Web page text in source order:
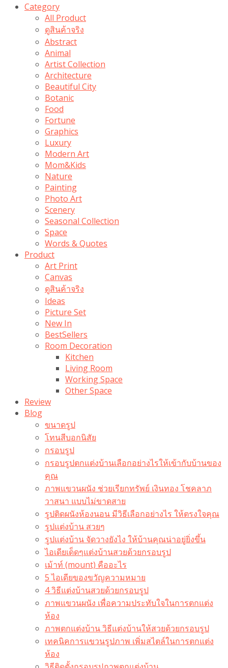
Category
All Product
ดูสินค้าจริง
Abstract
Animal
Artist Collection
Architecture
Beautiful City
Botanic
Food
Fortune
Graphics
Luxury
Modern Art
Mom&Kids
Nature
Painting
Photo Art
Scenery
Seasonal Collection
Space
Words & Quotes
Product
Art Print
Canvas
ดูสินค้าจริง
Ideas
Picture Set
New In
BestSellers
Room Decoration
Kitchen
Living Room
Working Space
Other Space
Review
Blog
ขนาดรูป
โทนสีบอกนิสัย
กรอบรูป
กรอบรูปตกแต่งบ้านเลือกอย่างไรให้เข้ากับบ้านของ
คุณ
ภาพแขวนผนัง ช่วยเรียกทรัพย์ เงินทอง โชคลาภ
วาสนา แบบไม่ขาดสาย
รูปติดผนังห้องนอน มีวิธีเลือกอย่างไร ให้ตรงใจคุณ
รูปแต่งบ้าน สวยๆ
รูปแต่งบ้าน จัดวางยังไง ให้บ้านคุณน่าอยู่ยิ่งขึ้น
ไอเดียเด็ดๆแต่งบ้านสวยด้วยกรอบรูป
เม้าท์ (mount) คืออะไร​
5 ไอเดียของขวัญความหมาย
4 วิธีแต่งบ้านสวยด้วยกรอบรูป
ภาพแขวนผนัง เพื่อความประทับใจในการตกแต่ง
ห้อง
ภาพตกแต่งบ้าน วิธีแต่งบ้านให้สวยด้วยกรอบรูป
เทคนิคการแขวนรูปภาพ เพิ่มสไตล์ในการตกแต่ง
ห้อง